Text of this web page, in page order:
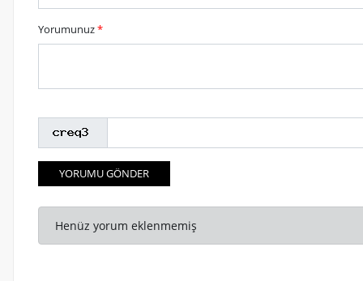
Yorumunuz*
YORUMU GÖNDER
Henüz yorum eklenmemiş